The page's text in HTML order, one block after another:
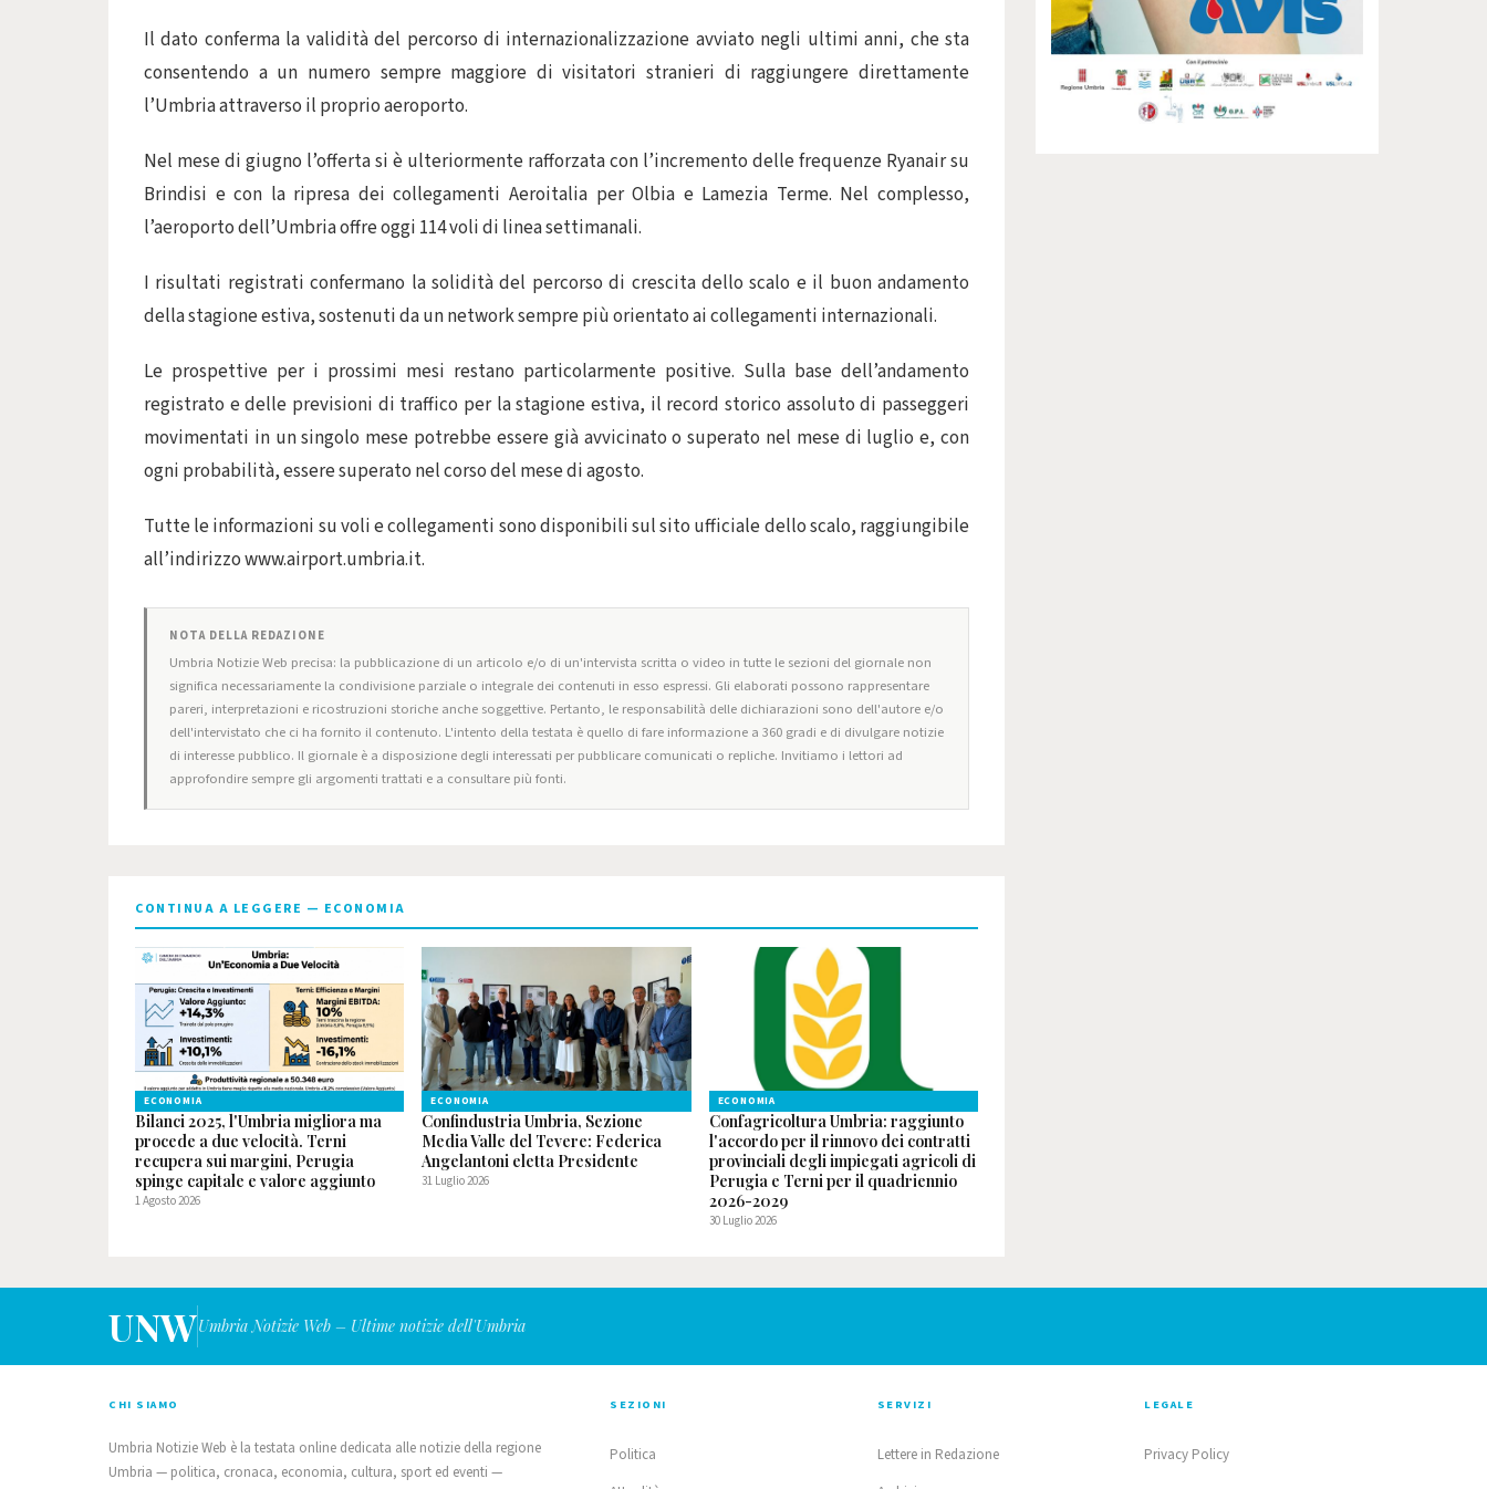
Il dato conferma la validità del percorso di internazionalizzazione avviato negli ultimi anni, che sta
consentendo a un numero sempre maggiore di visitatori stranieri di raggiungere direttamente
l’Umbria attraverso il proprio aeroporto.
Nel mese di giugno l’offerta si è ulteriormente rafforzata con l’incremento delle frequenze Ryanair su
Brindisi e con la ripresa dei collegamenti Aeroitalia per Olbia e Lamezia Terme. Nel complesso,
l’aeroporto dell’Umbria offre oggi 114 voli di linea settimanali.
I risultati registrati confermano la solidità del percorso di crescita dello scalo e il buon andamento
della stagione estiva, sostenuti da un network sempre più orientato ai collegamenti internazionali.
Le prospettive per i prossimi mesi restano particolarmente positive. Sulla base dell’andamento
registrato e delle previsioni di traffico per la stagione estiva, il record storico assoluto di passeggeri
movimentati in un singolo mese potrebbe essere già avvicinato o superato nel mese di luglio e, con
ogni probabilità, essere superato nel corso del mese di agosto.
Tutte le informazioni su voli e collegamenti sono disponibili sul sito ufficiale dello scalo, raggiungibile
all’indirizzo www.airport.umbria.it.
NOTA DELLA REDAZIONE
Umbria Notizie Web precisa: la pubblicazione di un articolo e/o di un'intervista scritta o video in tutte le sezioni del giornale non
significa necessariamente la condivisione parziale o integrale dei contenuti in esso espressi. Gli elaborati possono rappresentare
pareri, interpretazioni e ricostruzioni storiche anche soggettive. Pertanto, le responsabilità delle dichiarazioni sono dell'autore e/o
dell'intervistato che ci ha fornito il contenuto. L'intento della testata è quello di fare informazione a 360 gradi e di divulgare notizie
di interesse pubblico. Il giornale è a disposizione degli interessati per pubblicare comunicati o repliche. Invitiamo i lettori ad
approfondire sempre gli argomenti trattati e a consultare più fonti.
CONTINUA A LEGGERE — ECONOMIA
ECONOMIA
Bilanci 2025, l'Umbria migliora ma
procede a due velocità. Terni
recupera sui margini, Perugia
spinge capitale e valore aggiunto
1 Agosto 2026
ECONOMIA
Confindustria Umbria, Sezione
Media Valle del Tevere: Federica
Angelantoni eletta Presidente
31 Luglio 2026
ECONOMIA
Confagricoltura Umbria: raggiunto
l'accordo per il rinnovo dei contratti
provinciali degli impiegati agricoli di
Perugia e Terni per il quadriennio
2026-2029
30 Luglio 2026
UNWUmbria Notizie Web – Ultime notizie dell'Umbria
CHI SIAMO
Umbria Notizie Web è la testata online dedicata alle notizie della regione
Umbria — politica, cronaca, economia, cultura, sport ed eventi —
SEZIONI
Politica
SERVIZI
Lettere in Redazione
LEGALE
Privacy Policy